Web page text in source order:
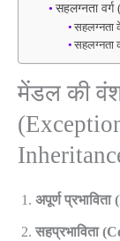
सहलग्नता
सहलग्नता
सहलग्नता
मेंडल की
अपूर्ण
सहप्रभाविता